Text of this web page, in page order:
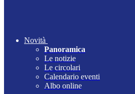
Novità
Panoramica
Le notizie
Le circolari
Calendario eventi
Albo online